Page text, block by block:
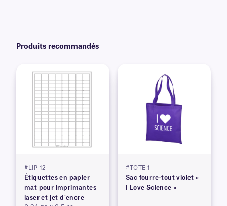
Produits recommandés
#LIP-12
Étiquettes en papier
mat pour imprimantes
laser et jet d'encre
#TOTE-1
Sac fourre-tout violet «
I Love Science »